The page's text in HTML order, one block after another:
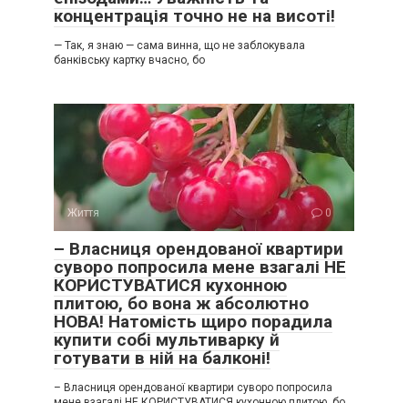
концентрація точно не на висоті!
— Так, я знаю — сама винна, що не заблокувала
банківську картку вчасно, бо
Життя 0
– Власниця орендованої квартири
суворо попросила мене взагалі НЕ
КОРИСТУВАТИСЯ кухонною
плитою, бо вона ж абсолютно
НОВА! Натомість щиро порадила
купити собі мультиварку й
готувати в ній на балконі!
– Власниця орендованої квартири суворо попросила